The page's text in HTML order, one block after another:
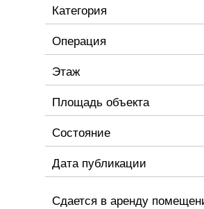
Категория
Операция
Этаж
Площадь объекта
Состояние
Дата публикации
Сдается в аренду